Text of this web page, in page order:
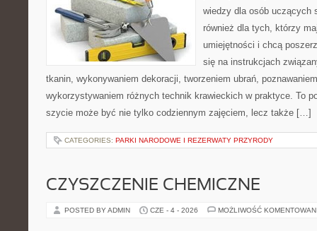
wiedzy dla osób uczących
również dla tych, którzy
umiejętności i chcą
się na instrukcjach
tkanin, wykonywaniem dekoracji, tworzeniem ubrań,
wykorzystywaniem różnych technik krawieckich w praktyce. To
szycie może być nie tylko codziennym zajęciem, lecz także […]
CATEGORIES: PARKI NARODOWE I REZERWATY PRZYRODY
CZYSZCZENIE CHEMICZNE
POSTED BY ADMIN CZE - 4 - 2026 MOŻLIWOŚĆ